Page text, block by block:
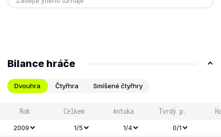
Bilance hráče
Dvouhra Čtyřhra Smíšené čtyřhry
Rok Celkem Antuka Tvrdý p.
2009 1/5 1/4
0/1